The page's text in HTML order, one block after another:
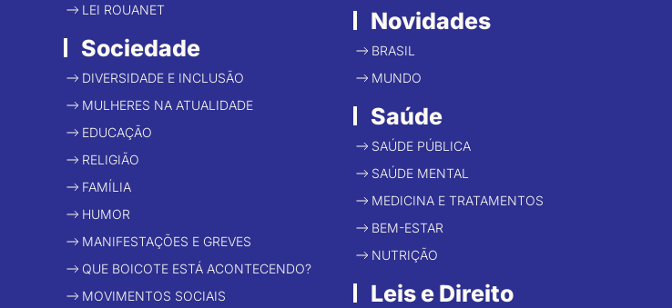
LEI ROUANET
Sociedade
DIVERSIDADE E INCLUSÃO
MULHERES NA ATUALIDADE
EDUCAÇÃO
RELIGIÃO
FAMÍLIA
HUMOR
MANIFESTAÇÕES E GREVES
QUE BOICOTE ESTÁ ACONTECENDO?
MOVIMENTOS SOCIAIS
Novidades
BRASIL
MUNDO
Saúde
SAÚDE PÚBLICA
SAÚDE MENTAL
MEDICINA E TRATAMENTOS
BEM-ESTAR
NUTRIÇÃO
Leis e Direito